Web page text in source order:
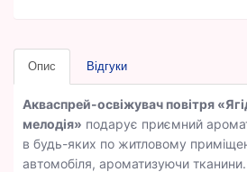
Опис Відгуки
Акваспрей-освіжувач повітря
мелодія» подарує приємний
в будь-яких по житловому
автомобіля, ароматизуючи тканини.